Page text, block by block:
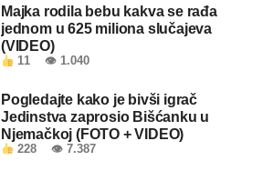
Majka rodila bebu kakva se rađa
jednom u 625 miliona slučajeva
(VIDEO)
11 👁 1.040
Pogledajte kako je bivši igrač
Jedinstva zaprosio Bišćanku u
Njemačkoj (FOTO + VIDEO)
228 👁 7.387